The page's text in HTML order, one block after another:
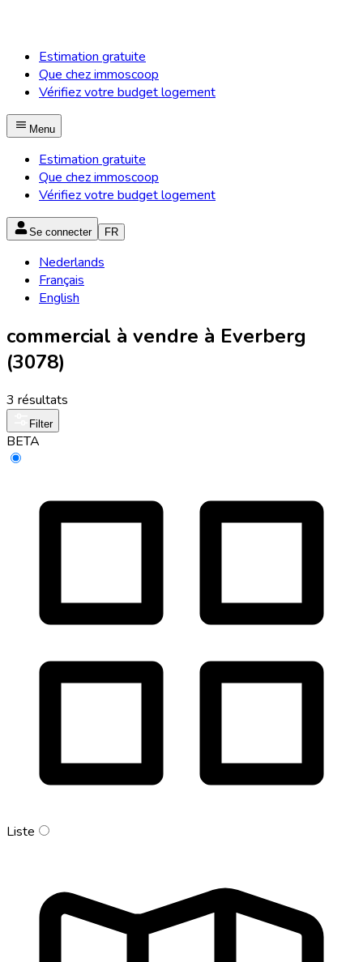
Estimation gratuite
Que chez immoscoop
Vérifiez votre budget logement
Menu
Estimation gratuite
Que chez immoscoop
Vérifiez votre budget logement
Se connecter FR
Nederlands
Français
English
commercial à vendre à Everberg
(3078)
3 résultats
Filter
BETA
Liste